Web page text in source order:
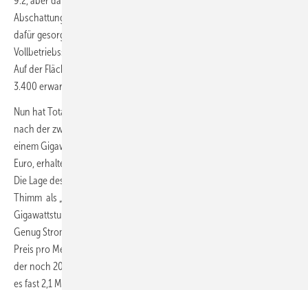
Abschattungen betroffen. Diese hatten in jüngerer Vergangenheit
dafür gesorgt, dass Betreiber sich mit relativ geringen
Vollbetriebsstundenzahlen von 2.300 bis 2.400 konfrontiert sahen.
Auf der Fläche N-9.2 werden derweil Vollbenutzungsstunden von
3.400 erwartet.
Nun hat Total Energies unter dem Namen North Sea OFW One GmbH
nach der zwölften Gebotsrunde den Zuschlag für den Anschluss von
einem Gigawatt für 180.000 Euro pro Megawatt, also 180 Millionen
Euro, erhalten. Wer der andere Bieter war, ist übrigens nicht bekannt.
Die Lage des Standortes wird von Offshore-Verbandschef Stefan
Thimm als „gut“ eingeschätzt. Ein Jahresertrag von 3.150
Gigawattstunden könnte hier ab dem Jahr 2032 erzielt werden.
Genug Strom für 1,1 Millionen Haushalte. Gleichwohl liegt der erzielte
Preis pro Megawatt einen Preis, der elfmal niedriger ausfiel, als der,
der noch 2023 bei einer Ausschreibung erzielt wurde. Damals waren
es fast 2,1 Millionen Euro pro Megawatt.